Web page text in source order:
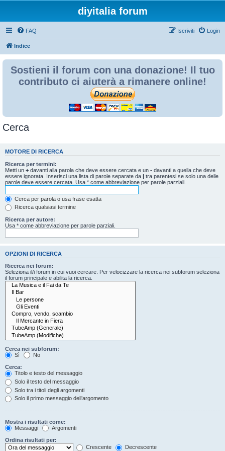
diyitalia forum
FAQ Login
Iscriviti
Indice
Sostieni il forum con una donazione! Il tuo
contributo ci aiuterà a rimanere online!
Cerca
MOTORE DI RICERCA
Ricerca per termini:
Metti un + davanti alla parola che deve essere cercata e un - davanti a quella che deve
essere ignorata. Inserisci una lista di parole separate da | tra parentesi se solo una delle
parole deve essere cercata. Usa * come abbreviazione per parole parziali.
Cerca per parola o usa frase esatta
Ricerca qualsiasi termine
Ricerca per autore:
Usa * come abbreviazione per parole parziali.
OPZIONI DI RICERCA
Ricerca nei forum:
Seleziona il/i forum in cui vuoi cercare. Per velocizzare la ricerca nei subforum seleziona
il forum principale e abilita la ricerca.
Cerca nei subforum:
Sì
No
Cerca:
Titolo e testo del messaggio
Solo il testo del messaggio
Solo tra i titoli degli argomenti
Solo il primo messaggio dell’argomento
Mostra i risultati come:
Messaggi
Argomenti
Ordina risultati per:
Crescente
Decrescente